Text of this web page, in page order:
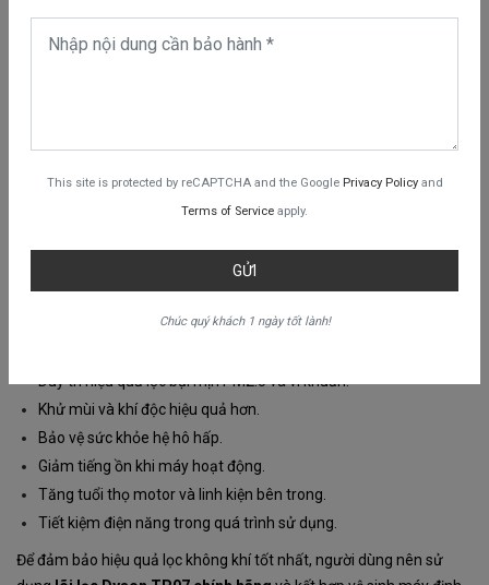
This site is protected by reCAPTCHA and the Google Privacy Policyand
Terms of Service apply.
GỬI
Chúc quý khách 1 ngày tốt lành!
thay lõi lọc không khí Dyson TP07định kỳ tại quận Gò Vấp
Duy trì hiệu quả lọc bụi mịn PM2.5 và vi khuẩn.
Khử mùi và khí độc hiệu quả hơn.
Bảo vệ sức khỏe hệ hô hấp.
Giảm tiếng ồn khi máy hoạt động.
Tăng tuổi thọ motor và linh kiện bên trong.
Tiết kiệm điện năng trong quá trình sử dụng.
Để đảm bảo hiệu quả lọc không khí tốt nhất, người dùng nên sử